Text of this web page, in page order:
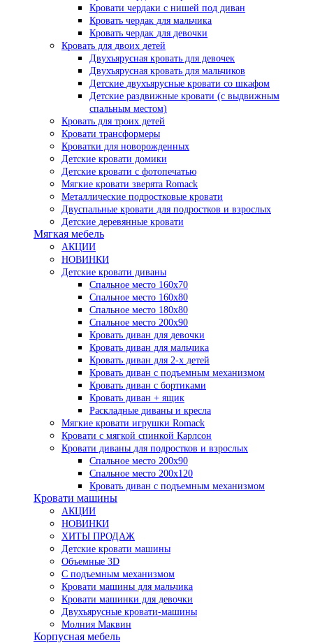
Кровати чердаки с нишей под диван
Кровать чердак для мальчика
Кровать чердак для девочки
Кровать для двоих детей
Двухъярусная кровать для девочек
Двухъярусная кровать для мальчиков
Детские двухъярусные кровати со шкафом
Детские раздвижные кровати (с выдвижным
спальным местом)
Кровать для троих детей
Кровати трансформеры
Кроватки для новорожденных
Детские кровати домики
Детские кровати с фотопечатью
Мягкие кровати зверята Romack
Металлические подростковые кровати
Двуспальные кровати для подростков и взрослых
Детские деревянные кровати
Мягкая мебель
АКЦИИ
НОВИНКИ
Детские кровати диваны
Спальное место 160х70
Спальное место 160х80
Спальное место 180х80
Спальное место 200х90
Кровать диван для девочки
Кровать диван для мальчика
Кровать диван для 2-х детей
Кровать диван с подъемным механизмом
Кровать диван с бортиками
Кровать диван + ящик
Раскладные диваны и кресла
Мягкие кровати игрушки Romack
Кровати с мягкой спинкой Карлсон
Кровати диваны для подростков и взрослых
Спальное место 200х90
Спальное место 200х120
Кровать диван с подъемным механизмом
Кровати машины
АКЦИИ
НОВИНКИ
ХИТЫ ПРОДАЖ
Детские кровати машины
Объемные 3D
С подъемным механизмом
Кровати машины для мальчика
Кровати машинки для девочки
Двухъярусные кровати-машины
Молния Маквин
Корпусная мебель